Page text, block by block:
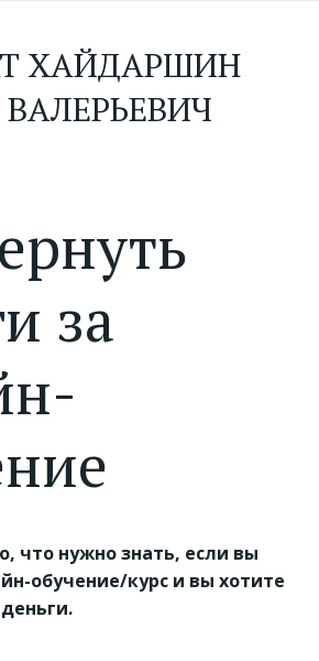
ХАЙДАРШИН
за
что нужно знать, если вы
обучение/курс и вы хотите